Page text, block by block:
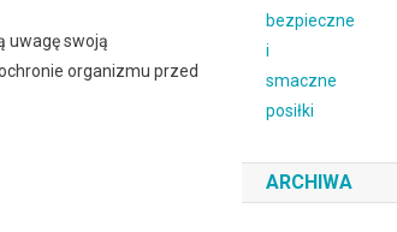
uwagę swoją
organizmu przed
ARCHIWA